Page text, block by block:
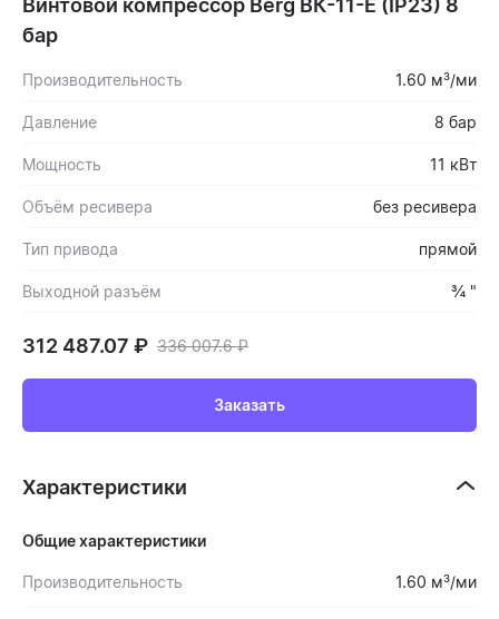
бар
Производительность 1.60 м³/ми
Давление 8 бар
Мощность 11 кВт
Объём ресивера без ресивера
Тип привода прямой
Выходной разъём ¾ "
312 487.07 ₽ 336 007.6₽
Заказать
Характеристики
Общие характеристики
Производительность 1.60 м³/ми